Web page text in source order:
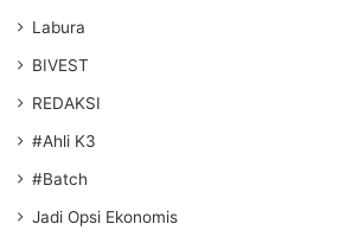
Labura
BIVEST
REDAKSI
#Ahli K3
#Batch
Jadi Opsi Ekonomis